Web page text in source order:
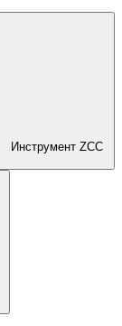
Инструмент ZCС